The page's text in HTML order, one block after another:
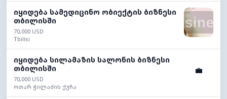
იყიდება სამედიცინო ობიექტის ბიზნესი
თბილისში
70,000 USD
Tbilisi
იყიდება სილამაზის სალონის ბიზნესი
თბილისში
70,000 USD
ოთარ ჭილაძის ქუჩა
💼